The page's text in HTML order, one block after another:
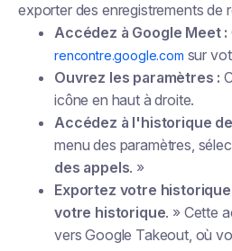
exporter des enregistrements de
Accédez à Google Meet :
rencontre.google.com sur
Ouvrez les paramètres :
icône en haut à droite.
Accédez à l'historique
menu des paramètres,
des appels. »
Exportez votre historique
votre historique. » Cette
vers Google Takeout, où